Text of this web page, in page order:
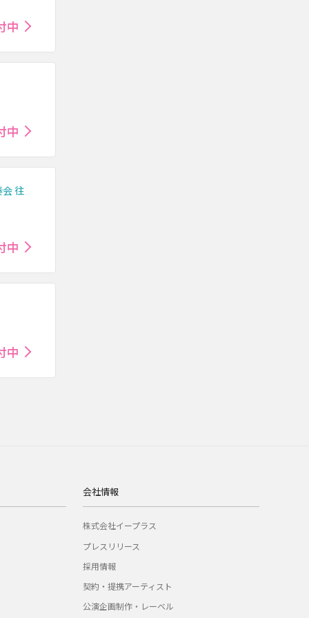
中
中
往
中
中
会社情報
株式会社イープラス
プレスリリース
採用情報
契約・提携アーティスト
公演企画制作・レーベル